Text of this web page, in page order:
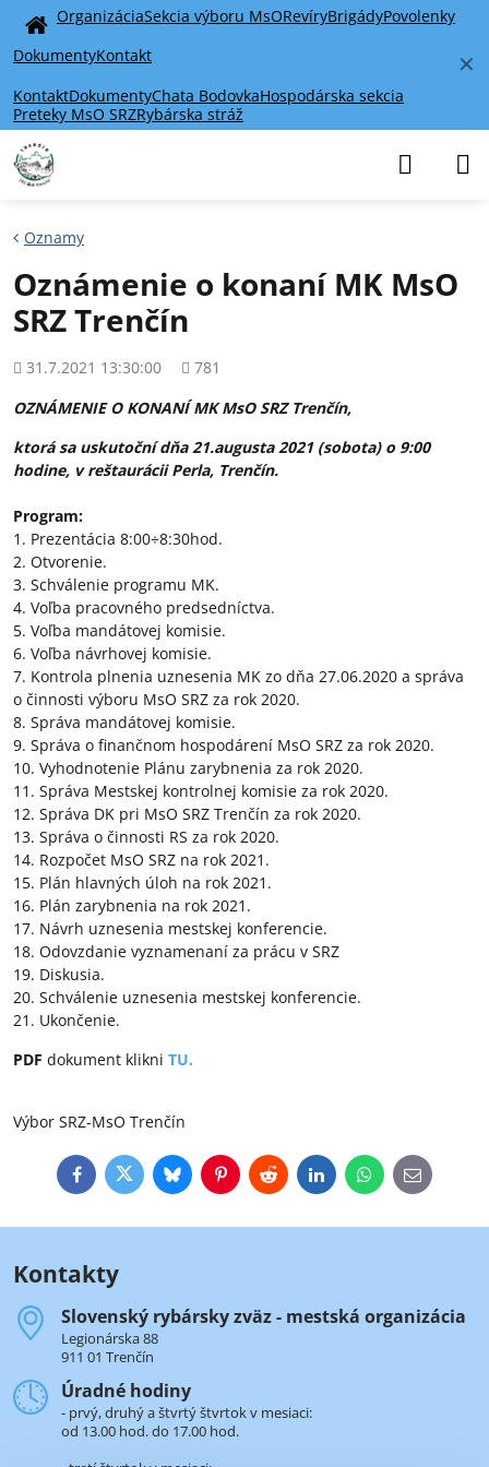
✕
Home
OrganizáciaSekcia výboru MsORevíryBrigádyPovolenky
DokumentyKontakt
KontaktDokumentyChata BodovkaHospodárska sekcia
Preteky MsO SRZRybárska stráž
Oznamy
Oznámenie o konaní MK MsO
SRZ Trenčín
Pridané
31.7.2021 13:30:00
Počet
781
OZNÁMENIE O KONANÍ MK MsO SRZ Trenčín,
ktorá sa uskutoční dňa 21.augusta 2021 (sobota) o 9:00
hodine, v reštaurácii Perla, Trenčín.
Program:
1. Prezentácia 8:00÷8:30hod.
2. Otvorenie.
3. Schválenie programu MK.
4. Voľba pracovného predsedníctva.
5. Voľba mandátovej komisie.
6. Voľba návrhovej komisie.
7. Kontrola plnenia uznesenia MK zo dňa 27.06.2020 a správa
o činnosti výboru MsO SRZ za rok 2020.
8. Správa mandátovej komisie.
9. Správa o finančnom hospodárení MsO SRZ za rok 2020.
10. Vyhodnotenie Plánu zarybnenia za rok 2020.
11. Správa Mestskej kontrolnej komisie za rok 2020.
12. Správa DK pri MsO SRZ Trenčín za rok 2020.
13. Správa o činnosti RS za rok 2020.
14. Rozpočet MsO SRZ na rok 2021.
15. Plán hlavných úloh na rok 2021.
16. Plán zarybnenia na rok 2021.
17. Návrh uznesenia mestskej konferencie.
18. Odovzdanie vyznamenaní za prácu v SRZ
19. Diskusia.
20. Schválenie uznesenia mestskej konferencie.
21. Ukončenie.
PDF dokument klikni TU.
Výbor SRZ-MsO Trenčín
FacebookTwitterBlueskyPinterestRedditLinkedInWhatsApp
E-
mail
Kontakty
Slovenský rybársky zväz - mestská organizácia
Legionárska 88
911 01 Trenčín
Úradné hodiny
- prvý, druhý a štvrtý štvrtok v mesiaci:
od 13.00 hod. do 17.00 hod.